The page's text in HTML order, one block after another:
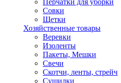
Перчатки для уборки
Совки
Щетки
Хозяйственные товары
Веревки
Изоленты
Пакеты, Мешки
Свечи
Скотчи, ленты, стрейч
Сушилки